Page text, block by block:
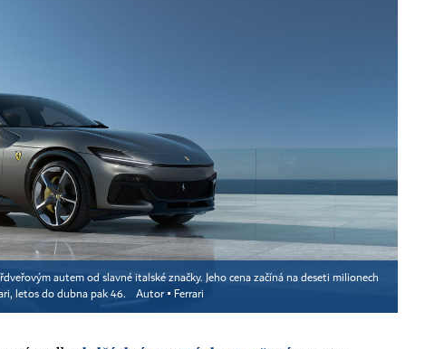
autem od slavné italské značky. Jeho cena začíná na deseti milionech
letos do dubna pak 46.
Autor ▪ Ferrari